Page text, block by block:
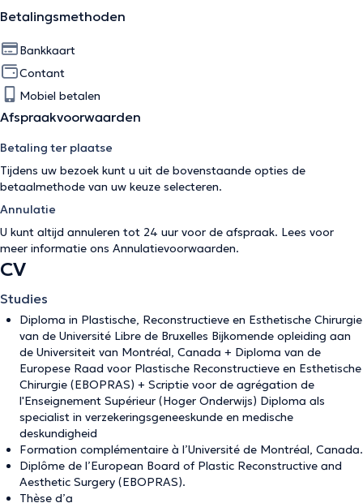
Betalingsmethoden
Bankkaart
Contant
Mobiel betalen
Afspraakvoorwaarden
Betaling ter plaatse
Tijdens uw bezoek kunt u uit de bovenstaande opties de
betaalmethode van uw keuze selecteren.
Annulatie
U kunt altijd annuleren tot 24 uur voor de afspraak. Lees voor
meer informatie ons Annulatievoorwaarden.
CV
Studies
Diploma in Plastische, Reconstructieve en Esthetische Chirurgie
van de Université Libre de Bruxelles Bijkomende opleiding aan
de Universiteit van Montréal, Canada + Diploma van de
Europese Raad voor Plastische Reconstructieve en Esthetische
Chirurgie (EBOPRAS) + Scriptie voor de agrégation de
l'Enseignement Supérieur (Hoger Onderwijs) Diploma als
specialist in verzekeringsgeneeskunde en medische
deskundigheid
Formation complémentaire à l’Université de Montréal, Canada.
Diplôme de l’European Board of Plastic Reconstructive and
Aesthetic Surgery (EBOPRAS).
Thèse d’a